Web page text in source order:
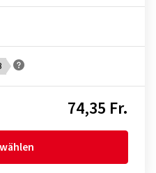
74,35 Fr.